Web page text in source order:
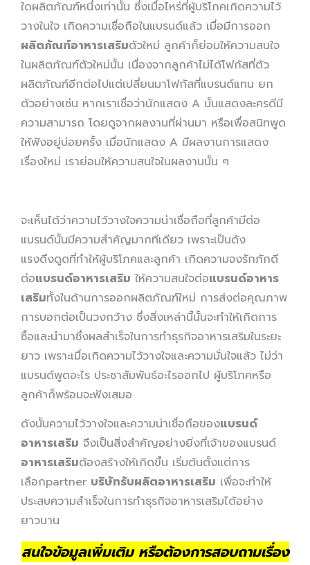
ใดผลิตภัณฑ์หนึ่งเท่านั้น ซึ่งเมื่อไหร่ที่ผู้บริโภคเกิดความไว้
วางในใจ เกิดความเชื่อถือในแบรนด์แล้ว เมื่อมีการออก
ผลิตภัณฑ์อาหารเสริมตัวใหม่ ลูกค้าก็ย่อมให้ความสนใจ
ในผลิตภัณฑ์ตัวใหม่นั้น เนื่องจากลูกค้าไม่ได้โฟกัสที่ตัว
ผลิตภัณฑ์อีกต่อไปแต่เปลี่ยนมาโฟกัสที่แบรนด์แทน ยก
ตัวอย่างเช่น หากเราเชื่อว่านักแสดง A นั้นแสดงละครดีมี
ความสามารถ โดยดูจากผลงานที่ผ่านมา หรือเพื่อสนิทพูด
ให้ฟังอยู่บ่อยครั้ง เมื่อนักแสดง A มีผลงานการแสดง
เรื่องใหม่ เราย่อมให้ความสนใจในผลงานนั้น ๆ
จะเห็นได้ว่าความไว้วางใจความน่าเชื่อถือที่ลูกค้ามีต่อ
แบรนด์นั้นมีความสำคัญมากทีเดียว เพราะเป็นดัง
แรงดึงดูดที่ทำให้ผู้บริโภคและลูกค้า เกิดความจงรักภักดี
ต่อแบรนด์อาหารเสริม ให้ความสนใจต่อแบรนด์อาหาร
เสริมทั้งในด้านการออกผลิตภัณฑ์ใหม่ การส่งต่อคุณภาพ
การบอกต่อเป็นวงกว้าง ซึ่งสิ่งเหล่านี้นั้นจะทำให้เกิดการ
ซื้อและนำมาซึ่งผลสำเร็จในการทำธุรกิจอาหารเสริมในระยะ
ยาว เพราะเมื่อเกิดความไว้วางใจและความมั่นใจแล้ว ไม่ว่า
แบรนด์พูดอะไร ประชาสัมพันธ์อะไรออกไป ผู้บริโภคหรือ
ลูกค้าก็พร้อมจะฟังเสมอ
ดังนั้นความไว้วางใจและความน่าเชื่อถือของแบรนด์
อาหารเสริม จึงเป็นสิ่งสำคัญอย่างยิ่งที่เจ้าของแบรนด์
อาหารเสริมต้องสร้างให้เกิดขึ้น เริ่มต้นตั้งแต่การ
เลือกpartner บริษัทรับผลิตอาหารเสริม เพื่อจะทำให้
ประสบความสำเร็จในการทำธุรกิจอาหารเสริมได้อย่าง
ยาวนาน
สนใจข้อมูลเพิ่มเติม หรือต้องการสอบถามเรื่อง